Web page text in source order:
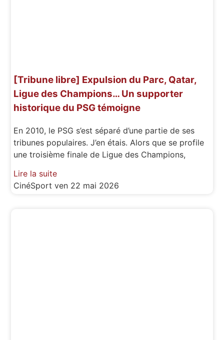
[Tribune libre] Expulsion du Parc, Qatar,
Ligue des Champions… Un supporter
historique du PSG témoigne
En 2010, le PSG s’est séparé d’une partie de ses
tribunes populaires. J’en étais. Alors que se profile
une troisième finale de Ligue des Champions,
Lire la suite
CinéSportven 22 mai 2026